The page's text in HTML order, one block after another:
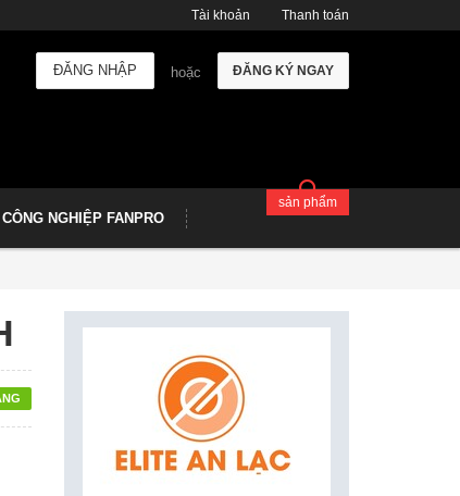
Tài khoản Thanh toán
ĐĂNG KÝ NGAY
hoặc
ĐĂNG NHẬP
NGHIỆP FANPRO
sản phẩm